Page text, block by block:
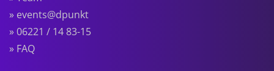
» events@dpunkt
» 06221 / 14 83-15
» FAQ